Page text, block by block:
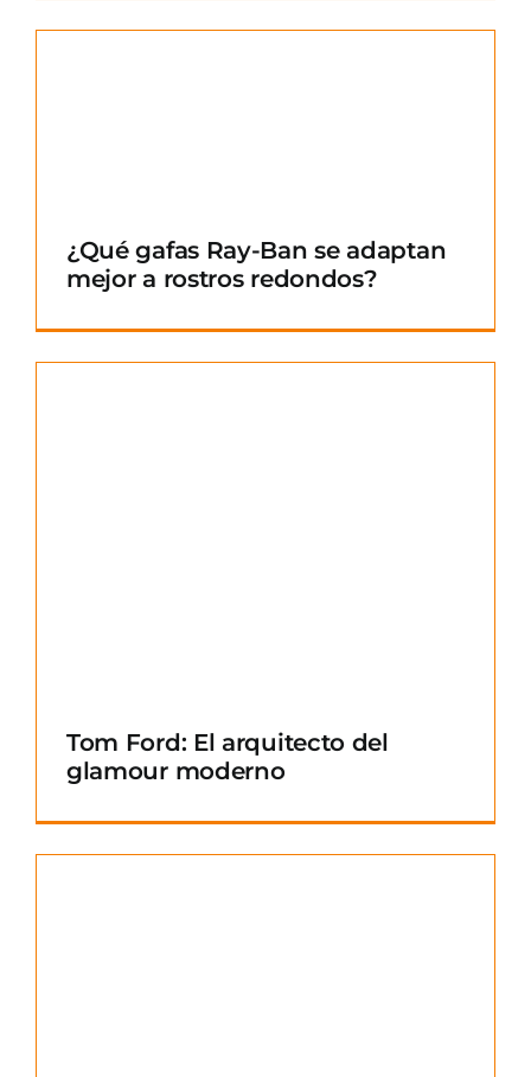
¿Qué gafas Ray-Ban se adaptan
mejor a rostros redondos?
Tom Ford: El arquitecto del
glamour moderno